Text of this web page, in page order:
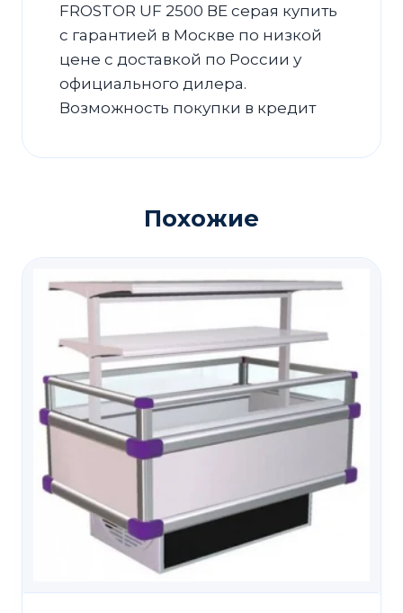
FROSTOR UF 2500 ВЕ серая купить
с гарантией в Москве по низкой
цене с доставкой по России у
официального дилера.
Возможность покупки в кредит
Похожие